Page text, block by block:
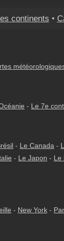
continents •
- Le 7e
- Le Canada -
- Le Japon - Le
- New York -